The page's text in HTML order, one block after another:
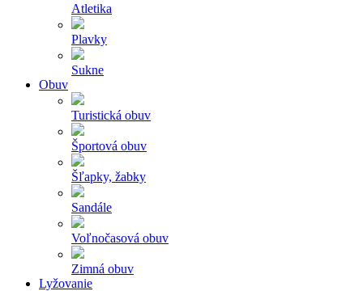
Atletika
Plavky
Sukne
Obuv
Turistická obuv
Športová obuv
Šľapky, žabky
Sandále
Voľnočasová obuv
Zimná obuv
Lyžovanie